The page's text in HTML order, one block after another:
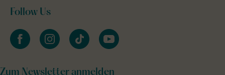
Follow Us
facebookinstagramtiktok youtube
Zum Newsletter anmelden